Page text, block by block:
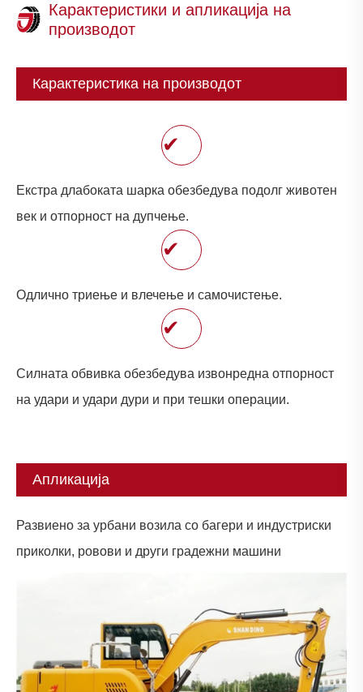
Карактеристики и апликација на
производот
Карактеристика на производот
✔
Екстра длабоката шарка обезбедува подолг животен
век и отпорност на дупчење.
✔
Одлично триење и влечење и самочистење.
✔
Силната обвивка обезбедува извонредна отпорност
на удари и удари дури и при тешки операции.
Апликација
Развиено за урбани возила со багери и индустриски
приколки, ровови и други градежни машини